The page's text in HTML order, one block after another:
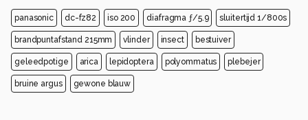
panasonic dc-fz82 iso 200 diafragma ƒ/5.9 sluitertijd 1/800s
brandpuntafstand 215mm vlinder insect bestuiver
geleedpotige arica lepidoptera polyommatus plebejer
bruine argus gewone blauw